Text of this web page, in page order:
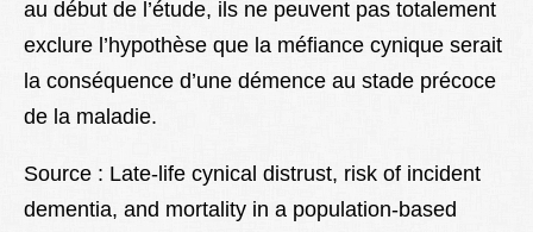
au début de l’étude, ils ne peuvent pas totalement
exclure l’hypothèse que la méfiance cynique serait
la conséquence d’une démence au stade précoce
de la maladie.
Source : Late-life cynical distrust, risk of incident
dementia, and mortality in a population-based